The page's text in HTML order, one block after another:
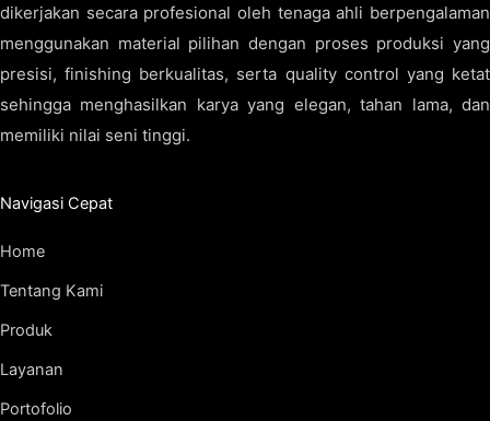
dikerjakan secara profesional oleh tenaga ahli berpengalaman
menggunakan material pilihan dengan proses produksi yang
presisi, finishing berkualitas, serta quality control yang ketat
sehingga menghasilkan karya yang elegan, tahan lama, dan
memiliki nilai seni tinggi.
Navigasi Cepat
Home
Tentang Kami
Produk
Layanan
Portofolio